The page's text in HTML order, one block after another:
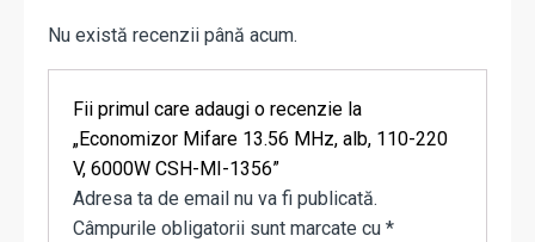
Nu există recenzii până acum.
Fii primul care adaugi o recenzie la
„Economizor Mifare 13.56 MHz, alb, 110-220
V, 6000W CSH-MI-1356”
Adresa ta de email nu va fi publicată.
Câmpurile obligatorii sunt marcate cu *